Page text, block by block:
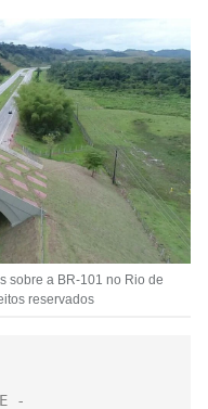
sobre a BR-101 no Rio de
reservados